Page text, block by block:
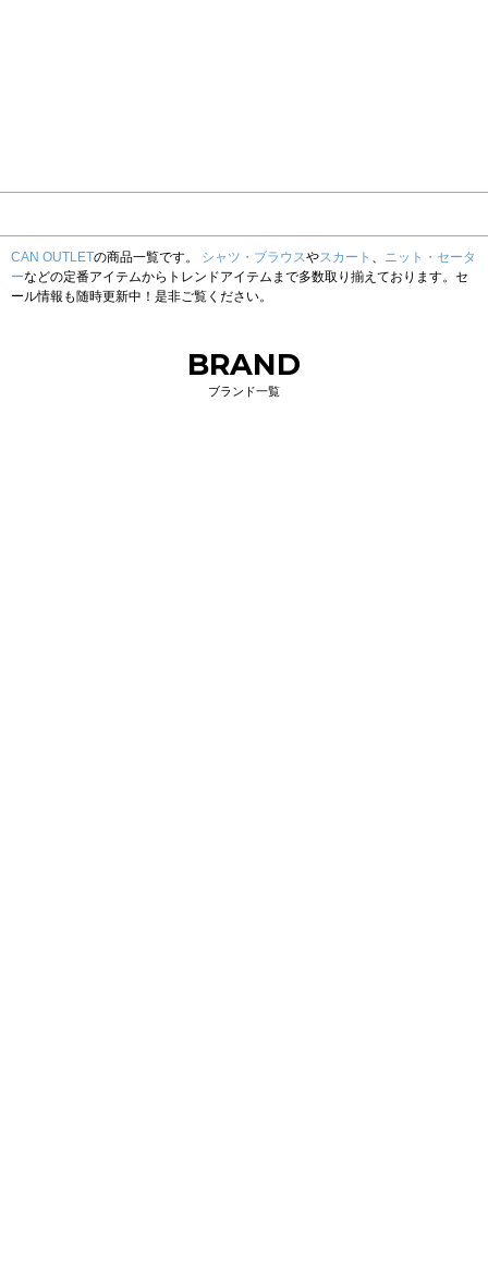
CAN OUTLETの商品一覧です。 シャツ・ブラウスやスカート 、 ニット・セータ
ーなどの定番アイテムからトレンドアイテムまで多数取り揃えております。セ
ール情報も随時更新中！是非ご覧ください。
BRAND
ブランド一覧